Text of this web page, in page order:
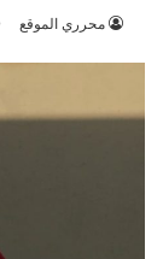
محرري الموقع